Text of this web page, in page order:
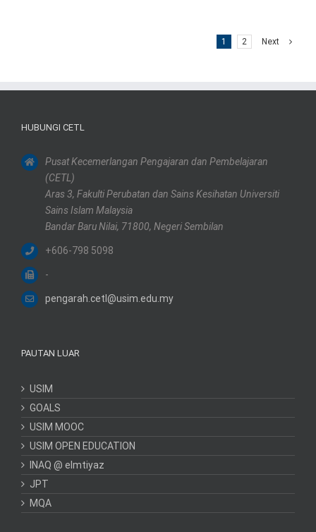
1 2 Next
HUBUNGI CETL
Pusat Kecemerlangan Pengajaran dan Pembelajaran
(CETL)
Aras 3, Fakulti Perubatan dan Sains Kesihatan Universiti
Sains Islam Malaysia
Bandar Baru Nilai, 71800, Negeri Sembilan
+606-798 5098
-
pengarah.cetl@usim.edu.my
PAUTAN LUAR
USIM
GOALS
USIM MOOC
USIM OPEN EDUCATION
INAQ @ elmtiyaz
JPT
MQA